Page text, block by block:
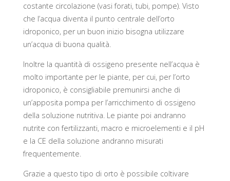
costante circolazione (vasi forati, tubi, pompe). Visto
che l’acqua diventa il punto centrale dell’orto
idroponico, per un buon inizio bisogna utilizzare
un’acqua di buona qualità.
Inoltre la quantità di ossigeno presente nell’acqua è
molto importante per le piante, per cui, per l’orto
idroponico, è consigliabile premunirsi anche di
un’apposita pompa per l’arricchimento di ossigeno
della soluzione nutritiva. Le piante poi andranno
nutrite con fertilizzanti, macro e microelementi e il pH
e la CE della soluzione andranno misurati
frequentemente.
Grazie a questo tipo di orto è possibile coltivare